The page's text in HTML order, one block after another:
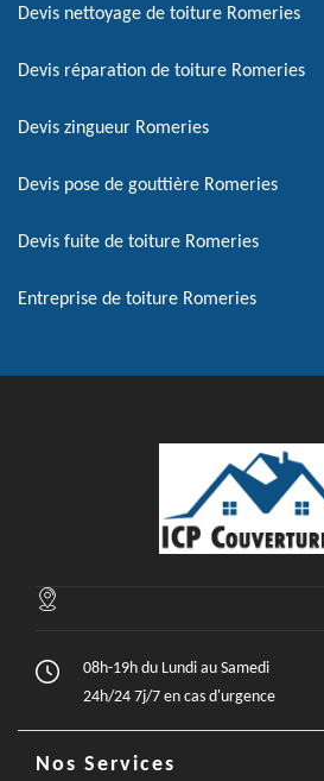
Devis nettoyage de toiture Romeries
Devis réparation de toiture Romeries
Devis zingueur Romeries
Devis pose de gouttière Romeries
Devis fuite de toiture Romeries
Entreprise de toiture Romeries
08h-19h du Lundi au Samedi
24h/24 7j/7 en cas d'urgence
Nos Services